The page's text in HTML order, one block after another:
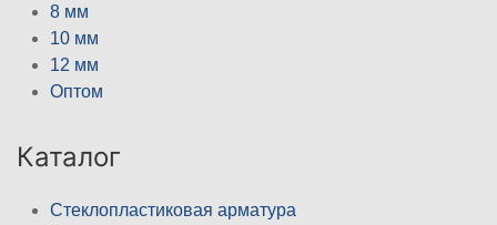
8 мм
10 мм
12 мм
Оптом
Каталог
Стеклопластиковая арматура